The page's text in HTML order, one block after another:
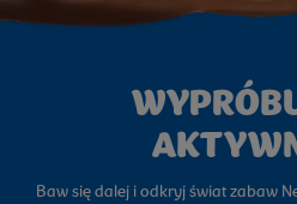
Baw się dalej i odkryj świat zabaw